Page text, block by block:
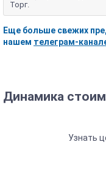
Торг.
Еще больше свежих
нашем телеграм-
Динамика
Узнать